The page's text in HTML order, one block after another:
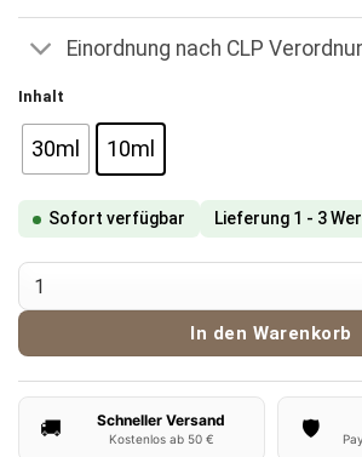
Einordnung nach CLP
Inhalt
30ml 10ml
Sofort verfügbar Lieferung 1 - 3
Vampire Vape Aroma Pinkman Menge
In den Warenkorb
🚚 Schneller Versand
Kostenlos ab 50 € 🛡️